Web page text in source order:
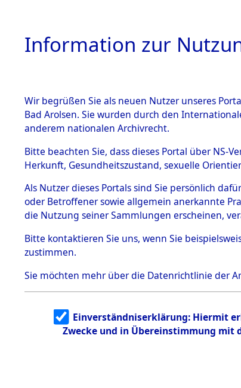
HOME
BESTÄNDE
Inhaftierungsdoku
mente
1.2.9 Beim ITS
verwahrte
1.2.9.1
Effekten aus
Dachau
e
1.2.9.2
Effekten aus
0016
Information zur
Wir begrüßen Sie als neuen Nutzer unseres
Bad Arolsen. Sie wurden durch den
anderem nationalen Archivrecht.
Bitte beachten Sie, dass dieses Portal über NS-
Herkunft, Gesundheitszustand, sexuelle
Als Nutzer dieses Portals sind Sie persönlich
oder Betroffener sowie allgemein anerkannte
die Nutzung seiner Sammlungen erscheinen,
Bitte kontaktieren Sie uns, wenn Sie
zustimmen.
Sie möchten mehr über die Datenrichtlinie der
Einverständniserklärung: Hiermit
Zwecke und in Übereinstimmung mit